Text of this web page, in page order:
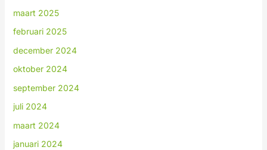
maart 2025
februari 2025
december 2024
oktober 2024
september 2024
juli 2024
maart 2024
januari 2024